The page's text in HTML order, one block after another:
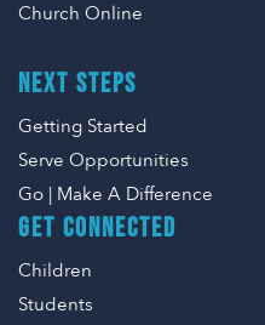
Church Online
NEXT STEPS
Getting Started
Serve Opportunities
Go | Make A Difference
GET CONNECTED
Children
Students